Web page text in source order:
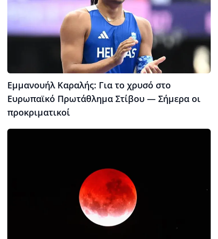
Εμμανουήλ Καραλής: Για το χρυσό στο
Ευρωπαϊκό Πρωτάθλημα Στίβου — Σήμερα οι
προκριματικοί